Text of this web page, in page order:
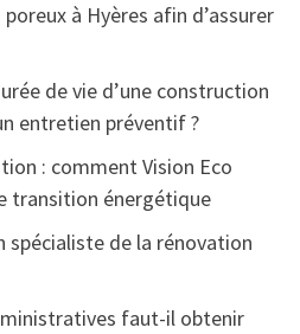
à Hyères afin d’assurer
de vie d’une construction
entretien préventif ?
: comment Vision Eco
transition énergétique
spécialiste de la rénovation
faut-il obtenir